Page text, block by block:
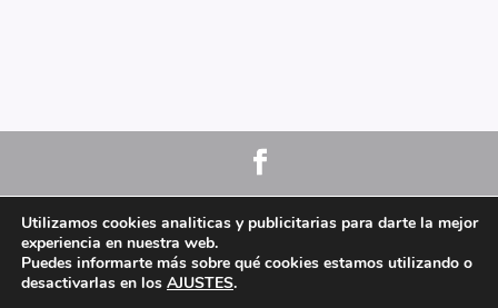
Aviso LegalyPolitica de Privacidad.Politica de
Cookies.
2019 -2021 © ASOCIACIÓN ESPAÑOLA DE YOGA
ESPECIAL. Todos los derechos reservados.
Utilizamos cookies analiticas y publicitarias para darte la mejor
experiencia en nuestra web.
Puedes informarte más sobre qué cookies estamos utilizando o
desactivarlas en los AJUSTES.